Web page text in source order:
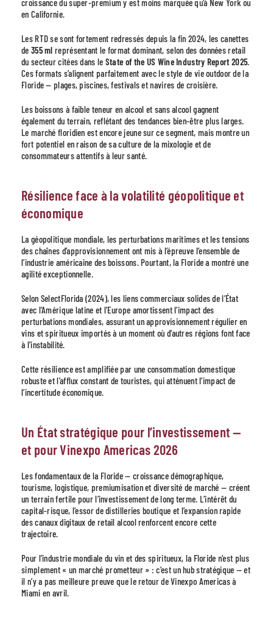
en Californie.
Les RTD se sont fortement redressés depuis la fin 2024, les canettes
de 355 ml représentant le format dominant, selon des données retail
du secteur citées dans le State of the US Wine Industry Report 2025.
Ces formats s’alignent parfaitement avec le style de vie outdoor de la
Floride — plages, piscines, festivals et navires de croisière.
Les boissons à faible teneur en alcool et sans alcool gagnent
également du terrain, reflétant des tendances bien-être plus larges.
Le marché floridien est encore jeune sur ce segment, mais montre un
fort potentiel en raison de sa culture de la mixologie et de
consommateurs attentifs à leur santé.
Résilience face à la volatilité géopolitique et
économique
La géopolitique mondiale, les perturbations maritimes et les tensions
des chaînes d’approvisionnement ont mis à l’épreuve l’ensemble de
l’industrie américaine des boissons. Pourtant, la Floride a montré une
agilité exceptionnelle.
Selon SelectFlorida (2024), les liens commerciaux solides de l’État
avec l’Amérique latine et l’Europe amortissent l’impact des
perturbations mondiales, assurant un approvisionnement régulier en
vins et spiritueux importés à un moment où d’autres régions font face
à l’instabilité.
Cette résilience est amplifiée par une consommation domestique
robuste et l’afflux constant de touristes, qui atténuent l’impact de
l’incertitude économique.
Un État stratégique pour l’investissement —
et pour Vinexpo Americas 2026
Les fondamentaux de la Floride — croissance démographique,
tourisme, logistique, premiumisation et diversité de marché — créent
un terrain fertile pour l’investissement de long terme. L’intérêt du
capital-risque, l’essor de distilleries boutique et l’expansion rapide
des canaux digitaux de retail alcool renforcent encore cette
trajectoire.
Pour l’industrie mondiale du vin et des spiritueux, la Floride n’est plus
simplement « un marché prometteur » : c’est un hub stratégique — et
il n’y a pas meilleure preuve que le retour de Vinexpo Americas à
Miami en avril.